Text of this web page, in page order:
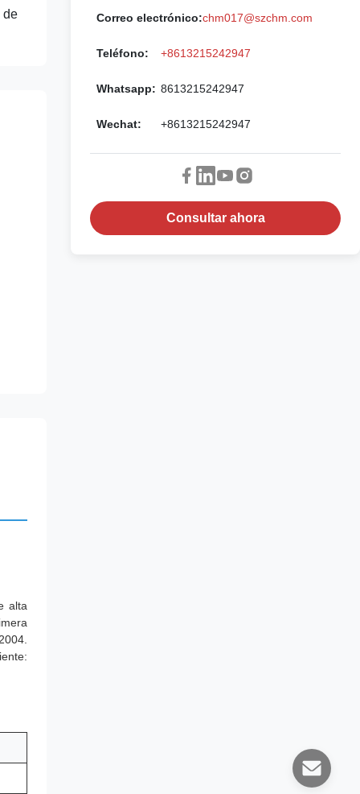
de
alta
Correo electrónico:chm017@szchm.com
Teléfono: +8613215242947
Whatsapp: 8613215242947
Wechat: +8613215242947
Consultar ahora